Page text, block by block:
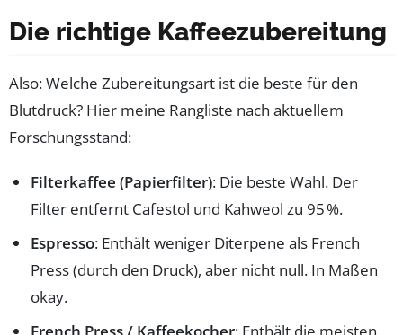
Die richtige Kaffeezubereitung
Also: Welche Zubereitungsart ist die beste für den
Blutdruck? Hier meine Rangliste nach aktuellem
Forschungsstand:
Filterkaffee (Papierfilter): Die beste Wahl. Der
Filter entfernt Cafestol und Kahweol zu 95 %.
Espresso: Enthält weniger Diterpene als French
Press (durch den Druck), aber nicht null. In Maßen
okay.